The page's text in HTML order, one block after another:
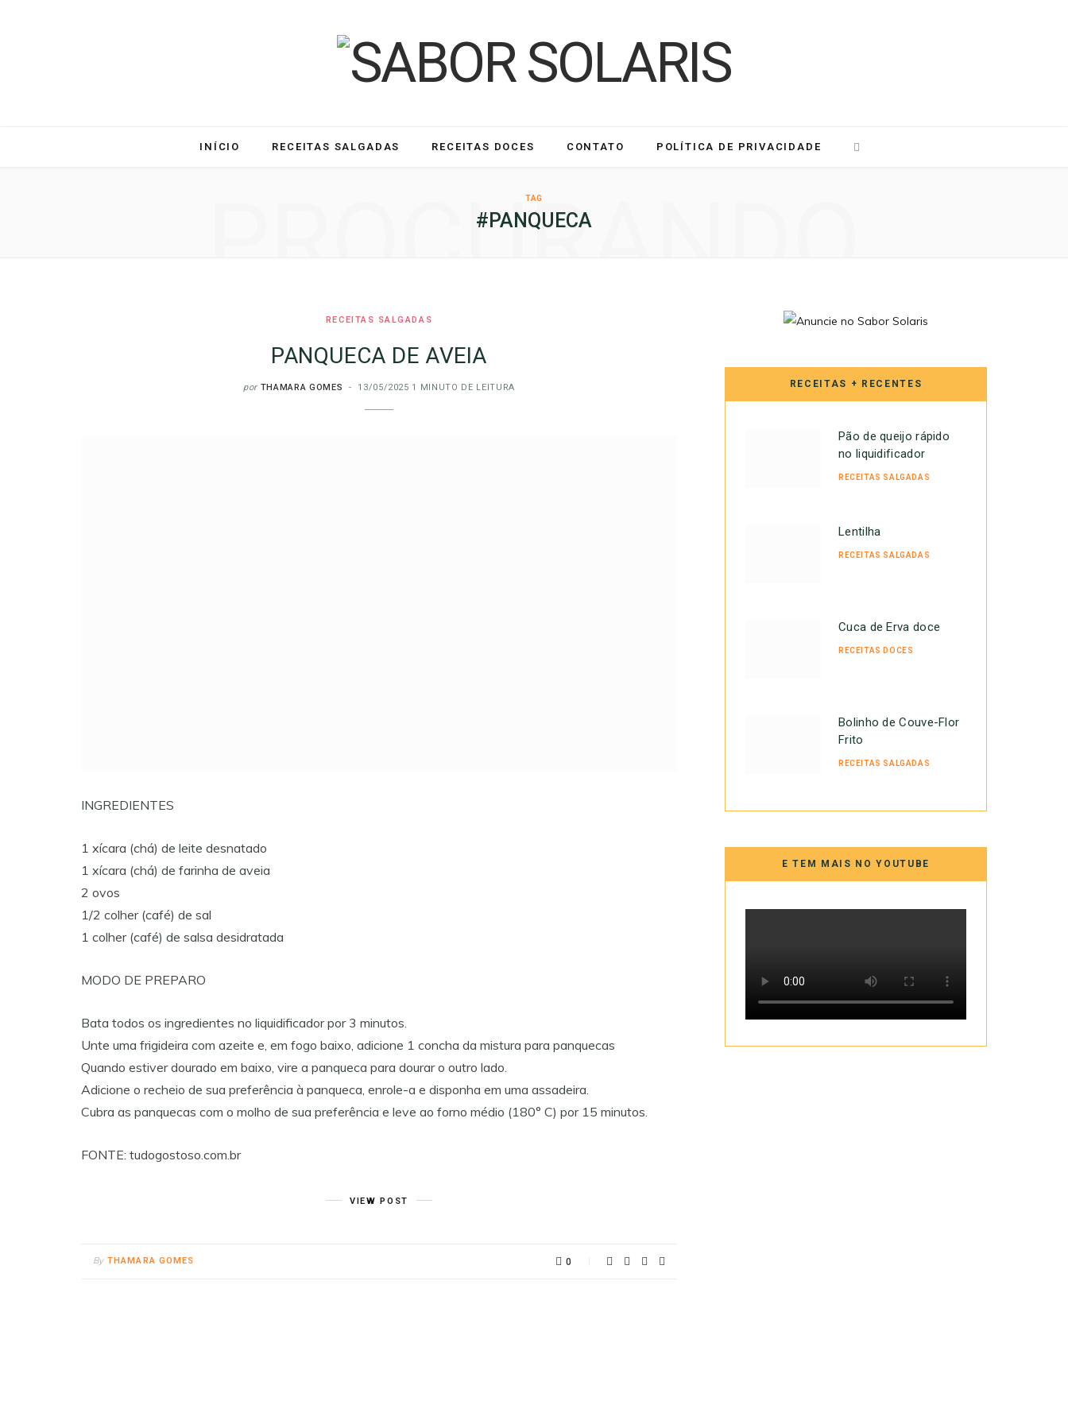
INÍCIO RECEITAS SALGADAS RECEITAS DOCES CONTATO POLÍTICA DE PRIVACIDADE
TAG
#PANQUECA
PROCURANDO
RECEITAS SALGADAS
PANQUECA DE AVEIA
por THAMARA GOMES 13/05/2025 1 MINUTO DE LEITURA
INGREDIENTES
1 xícara (chá) de leite desnatado
1 xícara (chá) de farinha de aveia
2 ovos
1/2 colher (café) de sal
1 colher (café) de salsa desidratada
MODO DE PREPARO
Bata todos os ingredientes no liquidificador por 3 minutos.
Unte uma frigideira com azeite e, em fogo baixo, adicione 1 concha da mistura para panquecas
Quando estiver dourado em baixo, vire a panqueca para dourar o outro lado.
Adicione o recheio de sua preferência à panqueca, enrole-a e disponha em uma assadeira.
Cubra as panquecas com o molho de sua preferência e leve ao forno médio (180° C) por 15 minutos.
FONTE: tudogostoso.com.br
VIEW POST
By THAMARA GOMES 0
RECEITAS + RECENTES
Pão de queijo rápido
no liquidificador
RECEITAS SALGADAS
Lentilha
RECEITAS SALGADAS
Cuca de Erva doce
RECEITAS DOCES
Bolinho de Couve-Flor
Frito
RECEITAS SALGADAS
E TEM MAIS NO YOUTUBE